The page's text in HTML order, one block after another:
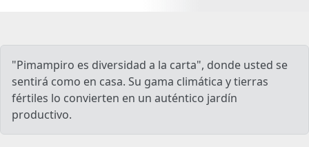
"Pimampiro es diversidad a la carta", donde usted se
sentirá como en casa. Su gama climática y tierras
fértiles lo convierten en un auténtico jardín
productivo.